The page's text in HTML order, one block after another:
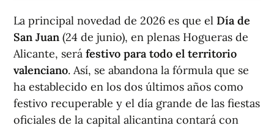
La principal novedad de 2026 es que el Día de
San Juan (24 de junio), en plenas Hogueras de
Alicante, será festivo para todo el territorio
valenciano. Así, se abandona la fórmula que se
ha establecido en los dos últimos años como
festivo recuperable y el día grande de las fiestas
oficiales de la capital alicantina contará con